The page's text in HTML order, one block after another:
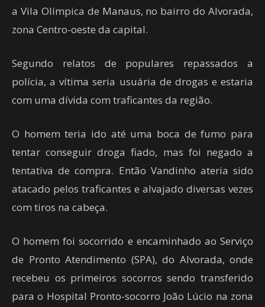
a Vila Olímpica de Manaus, no bairro do Alvorada,
zona Centro-oeste da capital.
Segundo relatos de populares repassados a
polícia, a vítima seria usuária de drogas e estaria
com uma dívida com traficantes da região.
O homem teria ido até uma boca de fumo para
tentar conseguir droga fiado, mas foi negado a
tentativa de compra. Então Vandinho ateria sido
atacado pelos traficantes e alvajado diversas vezes
com tiros na cabeça.
O homem foi socorrido e encaminhado ao Serviço
de Pronto Atendimento (SPA), do Alvorada, onde
recebeu os primeiros socorros sendo transferido
para o Hospital Pronto-socorro João Lúcio na zona